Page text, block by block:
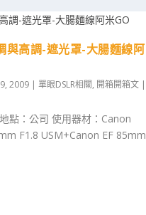
與高調-遮光罩-大腸麵線阿
2009 |單眼DSLR相關, 開箱開箱文 |
點：公司 使用器材：Canon
F1.8 USM+Canon EF 85mm